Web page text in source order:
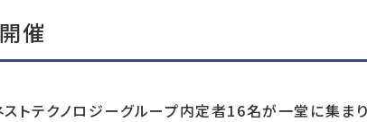
催
テクノロジーグループ内定者16名が一堂に集まり